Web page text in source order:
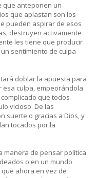
que anteponen un
que aplastan son los
pueden aspirar de esos
destruyen activamente
les tiene que producir
sentimiento de culpa
doblar la apuesta para
culpa, empeorándola
que todos
vicioso. De las
suerte o gracias a Dios, y
tocados por la
manera de pensar política
o en un mundo
ahora en vez de